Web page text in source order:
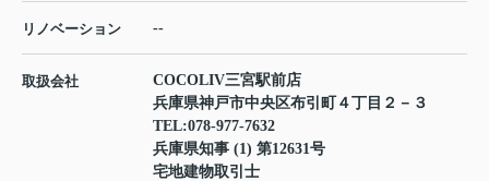
リノベーション --
取扱会社
COCOLIV三宮駅前店
兵庫県神戸市中央区布引町４丁目２－３
TEL:078-977-7632
兵庫県知事 (1) 第12631号
宅地建物取引士